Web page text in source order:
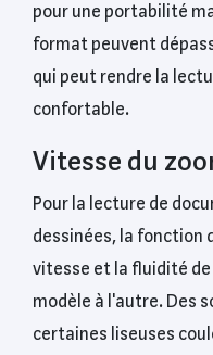
pour une portabilité
format peuvent
qui peut rendre la
confortable.
Vitesse du
Pour la lecture de
dessinées, la fonction
vitesse et la fluidité
modèle à l'autre. Des
certaines liseuses